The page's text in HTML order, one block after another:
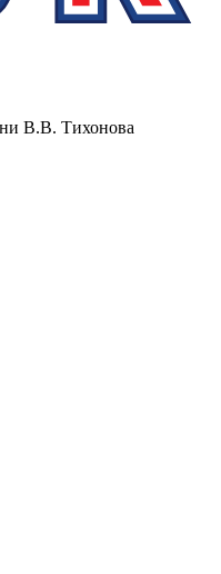
В.В. Тихонова